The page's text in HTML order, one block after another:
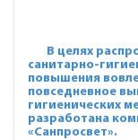
В целях
санитарно-
повышения
повседневное
гигиенических
разработана
«Санпросвет».